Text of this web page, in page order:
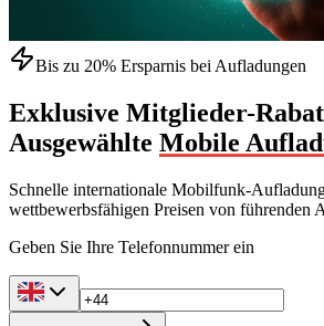
Bis zu 20% Ersparnis bei Aufladungen
Exklusive Mitglieder-
Ausgewählte Mobile
Schnelle internationale Mobilfunk-
wettbewerbsfähigen Preisen von führenden
Geben Sie Ihre Telefonnummer ein